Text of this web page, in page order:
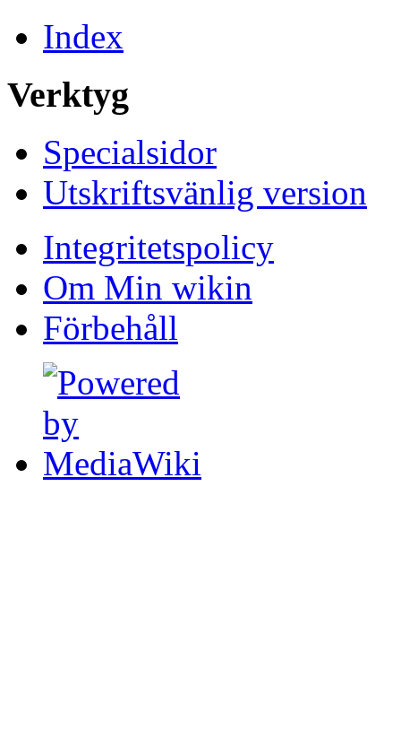
Index
Verktyg
Specialsidor
Utskriftsvänlig version
Integritetspolicy
Om Min wikin
Förbehåll